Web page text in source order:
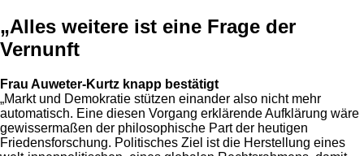
„Alles weitere ist eine Frage der
Vernunft
Frau Auweter-Kurtz knapp bestätigt
„Markt und Demokratie stützen einander also nicht mehr
automatisch. Eine diesen Vorgang erklärende Aufklärung wäre
gewissermaßen der philosophische Part der heutigen
Friedensforschung. Politisches Ziel ist die Herstellung eines